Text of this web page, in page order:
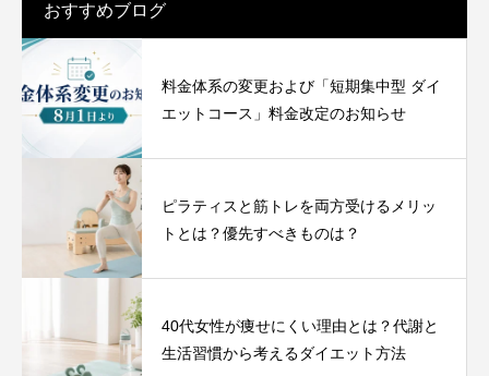
おすすめブログ
料金体系の変更および「短期集中型 ダイ
エットコース」料金改定のお知らせ
ピラティスと筋トレを両方受けるメリッ
トとは？優先すべきものは？
40代女性が痩せにくい理由とは？代謝と
生活習慣から考えるダイエット方法